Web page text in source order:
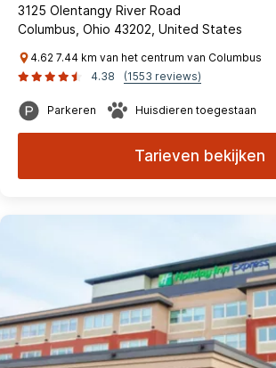
3125 Olentangy River Road
Columbus, Ohio 43202, United States
4.62 7.44 km van het centrum van Columbus
4.38
(1553 reviews)
Parkeren Huisdieren toegestaan
Tarieven bekijken